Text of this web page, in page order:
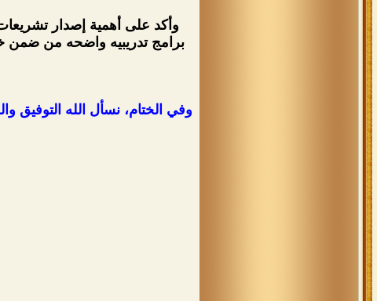
وأكد على أهمية إصدار
برامج تدريبيه واضحه من ضمن